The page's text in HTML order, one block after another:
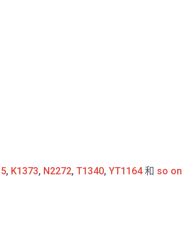
, K1373, N2272, T1340, YT1164和 so on